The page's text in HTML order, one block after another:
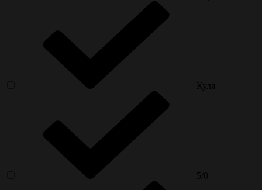
Куля
5/0